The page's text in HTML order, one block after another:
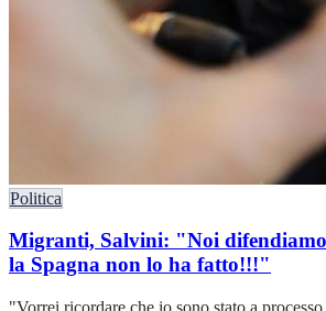
Politica
Migranti, Salvini: "Noi
la Spagna non lo ha fatto!!!"